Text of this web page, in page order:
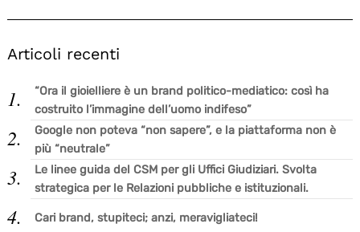
Articoli recenti
“Ora il gioielliere è un brand politico-mediatico: così ha
costruito l’immagine dell’uomo indifeso”
Google non poteva “non sapere”, e la piattaforma non è
più “neutrale”
Le linee guida del CSM per gli Uffici Giudiziari. Svolta
strategica per le Relazioni pubbliche e istituzionali.
Cari brand, stupiteci; anzi, meravigliateci!